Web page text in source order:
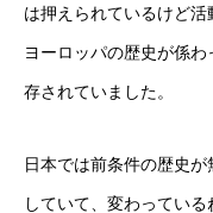
は押えられているけど活
ヨーロッパの歴史が係
存されていました。
日本では前条件の歴史
していて、変わってい